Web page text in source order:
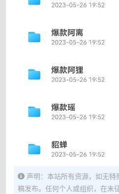
声明：本站所有资源，如无
稿发布。任何个人或组织，在未